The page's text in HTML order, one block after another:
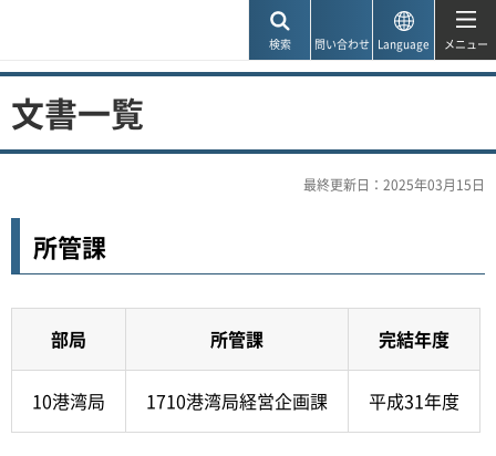
検索 問い合わせ Language メニュー
文書一覧
最終更新日：2025年03月15日
所管課
部局 所管課 完結年度
10港湾局 1710港湾局経営企画課 平成31年度